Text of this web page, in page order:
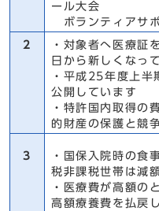
ール大会
ボランティアサ
2
・対象者へ医療
日から新しくなっ
・平成25年度上
公開しています
・特許国内取得の
的財産の保護と競
3
・国保入院時の食
税非課税世帯は減
・医療費が高額の
高額療養費を払戻し